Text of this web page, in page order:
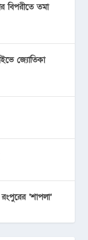
বিপরীতে তমা
জ্যোতিকা
‘শাপলা’